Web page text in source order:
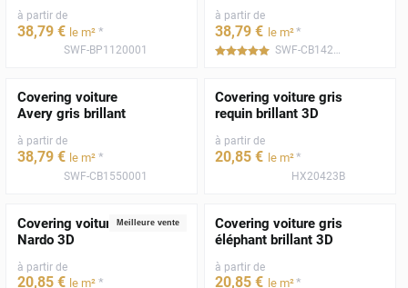
à partir de
38,79 € le m² *
SWF-BP1120001
à partir de
38,79 € le m²*
***** SWF-CB1420001
Covering voiture
Avery gris brillant
à partir de
38,79 € le m² *
SWF-CB1550001
Covering voiture gris
requin brillant 3D
à partir de
20,85 € le m²*
HX20423B
Meilleure vente
Covering voiture gris
Nardo 3D
à partir de
20,85 € le m² *
Covering voiture gris
éléphant brillant 3D
à partir de
20,85 € le m²*